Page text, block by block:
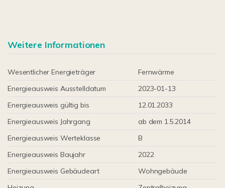
Weitere Informationen
Wesentlicher Energieträger
Fernwärme
Energieausweis Ausstelldatum
2023-01-13
Energieausweis gültig bis
12.01.2033
Energieausweis Jahrgang
ab dem 1.5.2014
Energieausweis Werteklasse
B
Energieausweis Baujahr
2022
Energieausweis Gebäudeart
Wohngebäude